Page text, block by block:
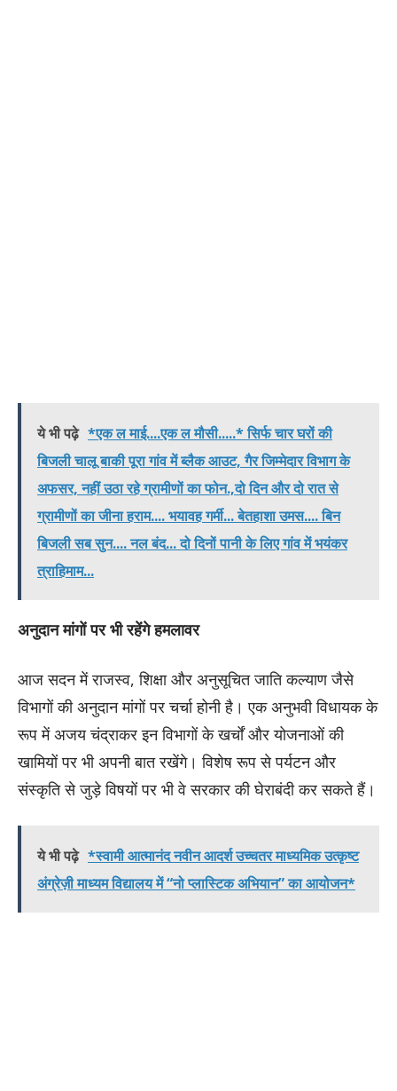
ये भी पढ़े *एक ल माई....एक ल मौसी.....* सिर्फ चार घरों की
बिजली चालू बाकी पूरा गांव में ब्लैक आउट, गैर जिम्मेदार विभाग के
अफसर, नहीं उठा रहे ग्रामीणों का फोन.,दो दिन और दो रात से
ग्रामीणों का जीना हराम.... भयावह गर्मी... बेतहाशा उमस.... बिन
बिजली सब सुन.... नल बंद... दो दिनों पानी के लिए गांव में भयंकर
त्राहिमाम...
अनुदान मांगों पर भी रहेंगे हमलावर
आज सदन में राजस्व, शिक्षा और अनुसूचित जाति कल्याण जैसे
विभागों की अनुदान मांगों पर चर्चा होनी है। एक अनुभवी विधायक के
रूप में अजय चंद्राकर इन विभागों के खर्चों और योजनाओं की
खामियों पर भी अपनी बात रखेंगे। विशेष रूप से पर्यटन और
संस्कृति से जुड़े विषयों पर भी वे सरकार की घेराबंदी कर सकते हैं।
ये भी पढ़े *स्वामी आत्मानंद नवीन आदर्श उच्चतर माध्यमिक उत्कृष्ट
अंग्रेज़ी माध्यम विद्यालय में “नो प्लास्टिक अभियान” का आयोजन*